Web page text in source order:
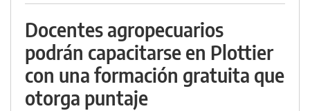
Docentes agropecuarios
podrán capacitarse en Plottier
con una formación gratuita que
otorga puntaje